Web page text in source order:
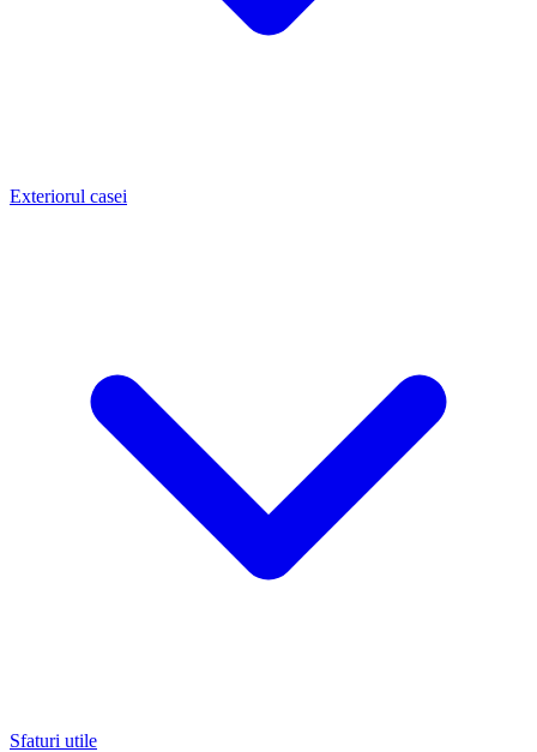
Exteriorul casei
Sfaturi utile